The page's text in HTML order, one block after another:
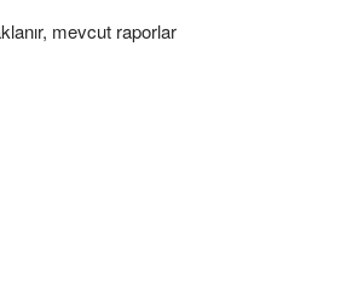
mevcut raporlar